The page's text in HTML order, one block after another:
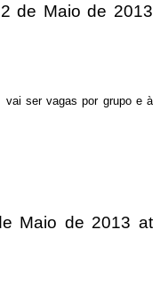
2 de Maio de 2013
ser vagas por grupo e à
Maio de 2013at